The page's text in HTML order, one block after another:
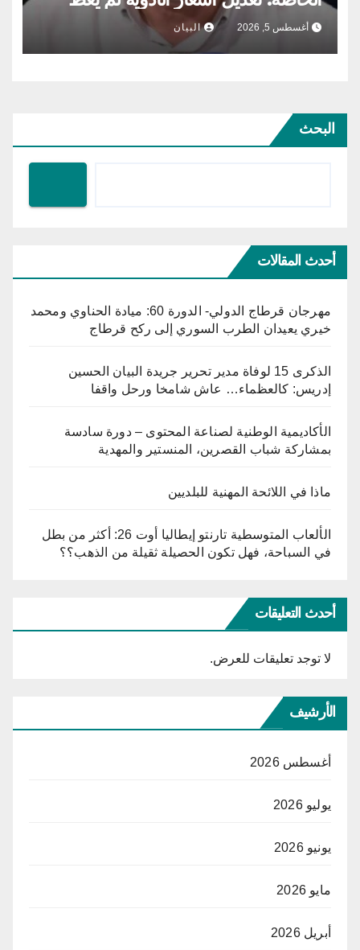
الكلفة التي تتكبّدها الصيدلية المركزية
أغسطس 5, 2026 البيان
البحث
أحدث المقالات
مهرجان قرطاج الدولي- الدورة 60: ميادة الحناوي ومحمد
خيري يعيدان الطرب السوري إلى ركح قرطاج
الذكرى 15 لوفاة مدير تحرير جريدة البيان الحسين
إدريس: كالعظماء… عاش شامخا ورحل واقفا
الأكاديمية الوطنية لصناعة المحتوى – دورة سادسة
بمشاركة شباب القصرين، المنستير والمهدية
ماذا في اللائحة المهنية للبلديين
الألعاب المتوسطية تارنتو إيطاليا أوت 26: أكثر من بطل
في السباحة، فهل تكون الحصيلة ثقيلة من الذهب؟؟
أحدث التعليقات
لا توجد تعليقات للعرض.
الأرشيف
أغسطس 2026
يوليو 2026
يونيو 2026
مايو 2026
أبريل 2026